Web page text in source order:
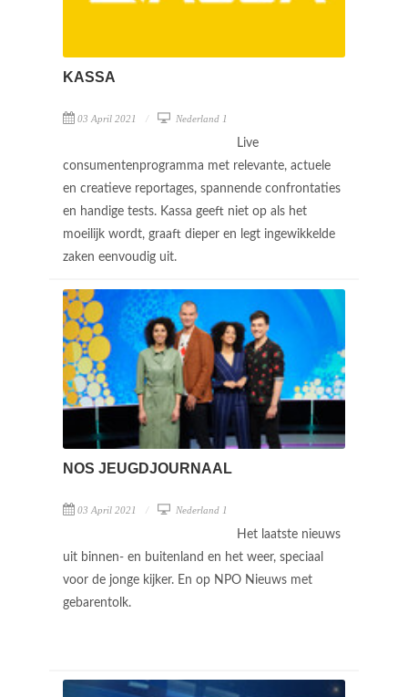
KASSA
03 April 2021 Nederland 1
Live
consumentenprogramma met relevante, actuele
en creatieve reportages, spannende confrontaties
en handige tests. Kassa geeft niet op als het
moeilijk wordt, graaft dieper en legt ingewikkelde
zaken eenvoudig uit.
NOS JEUGDJOURNAAL
03 April 2021 Nederland 1
Het laatste nieuws
uit binnen- en buitenland en het weer, speciaal
voor de jonge kijker. En op NPO Nieuws met
gebarentolk.